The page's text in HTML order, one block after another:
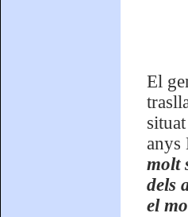
El
anys
molt
dels
el